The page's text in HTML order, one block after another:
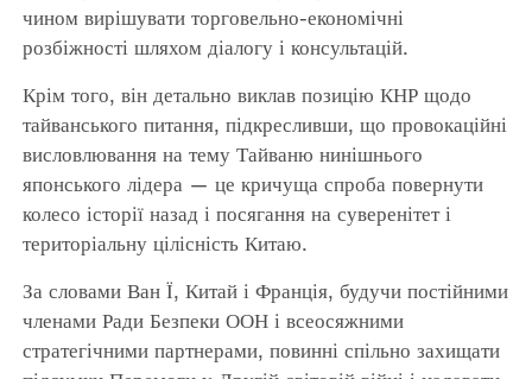
чином вирішувати торговельно-економічні
розбіжності шляхом діалогу і консультацій.
Крім того, він детально виклав позицію КНР щодо
тайванського питання, підкресливши, що провокаційні
висловлювання на тему Тайваню нинішнього
японського лідера — це кричуща спроба повернути
колесо історії назад і посягання на суверенітет і
територіальну цілісність Китаю.
За словами Ван Ї, Китай і Франція, будучи постійними
членами Ради Безпеки ООН і всеосяжними
стратегічними партнерами, повинні спільно захищати